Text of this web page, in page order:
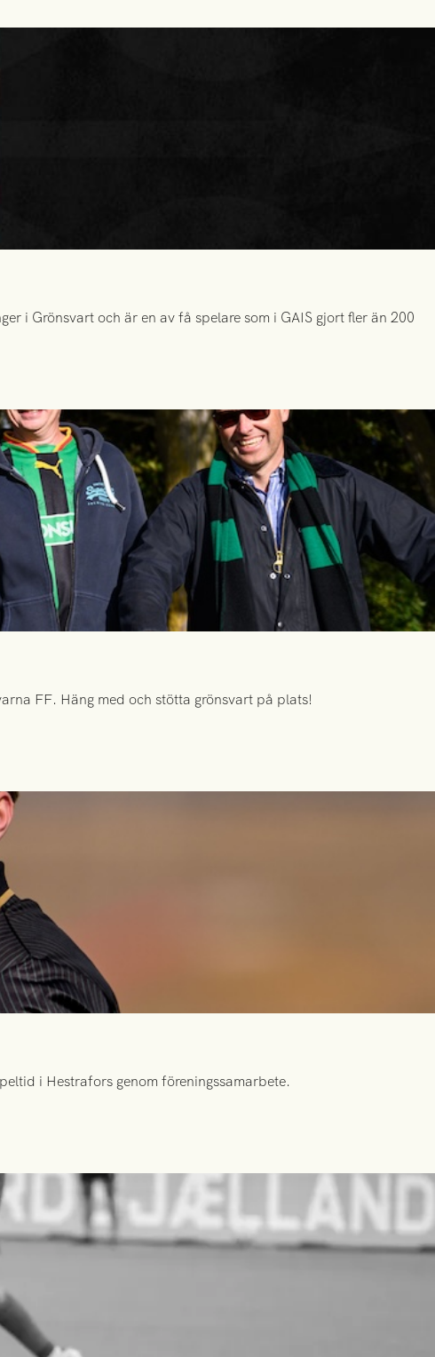
i Grönsvart och är en av få spelare som i GAIS gjort fler än 200
FF. Häng med och stötta grönsvart på plats!
i Hestrafors genom föreningssamarbete.